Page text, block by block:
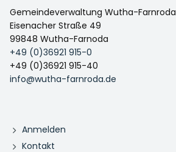
Gemeindeverwaltung Wutha-Farnroda
Eisenacher Straße 49
99848 Wutha-Farnoda
+49 (0)36921 915-0
+49 (0)36921 915-40
info@wutha-farnroda.de
Anmelden
Kontakt